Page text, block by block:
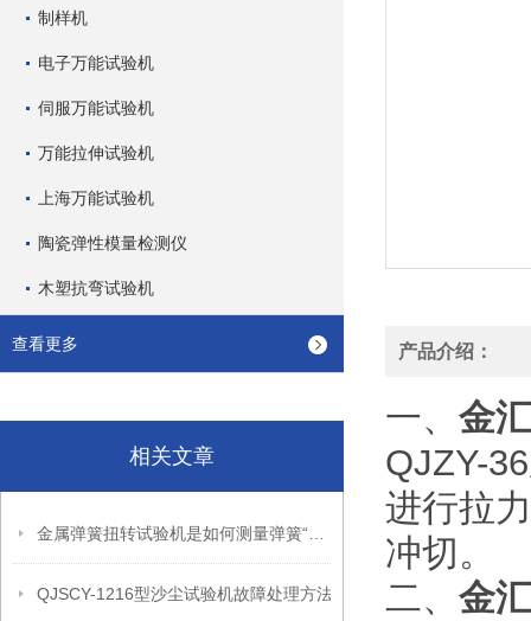
制样机
电子万能试验机
伺服万能试验机
万能拉伸试验机
上海万能试验机
陶瓷弹性模量检测仪
木塑抗弯试验机
查看更多
相关文章
QJSCY-1216型沙尘试验机故障处理方法
产品介绍：
一、 金
QJZY-
进行拉
冲切。
二、 金